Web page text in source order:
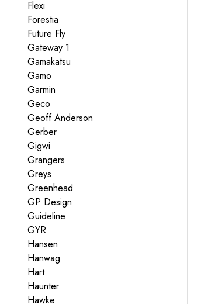
Flexi
Forestia
Future Fly
Gateway 1
Gamakatsu
Gamo
Garmin
Geco
Geoff Anderson
Gerber
Gigwi
Grangers
Greys
Greenhead
GP Design
Guideline
GYR
Hansen
Hanwag
Hart
Haunter
Hawke